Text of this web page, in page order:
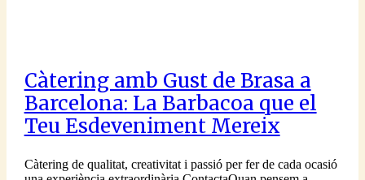
Càtering amb Gust de Brasa a
Barcelona: La Barbacoa que el
Teu Esdeveniment Mereix
Càtering de qualitat, creativitat i passió per fer de cada ocasió